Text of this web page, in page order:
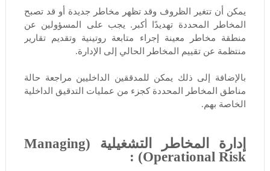
يمكن أن تتغير الظروف وقد تظهر مخاطر جديدة أو قد تصبح
المخاطر المحددة تهديدًا أكبر. يجب على المسؤولين عن
منطقة مخاطر معينة إجراء متابعة روتينية وتقديم تقارير
منتظمة عن تقييم المخاطر الحالي إلى الإدارة.
بالإضافة إلى ذلك يمكن للمدققين الداخليين مراجعة حالة
مناطق المخاطر المحددة كجزء من عمليات التدقيق الداخلية
الخاصة بهم.
إدارة المخاطر التشغيلية (Managing
Operational Risk) :